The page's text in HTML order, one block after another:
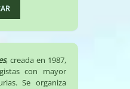
, creada en 1987,
con mayor
Se organiza